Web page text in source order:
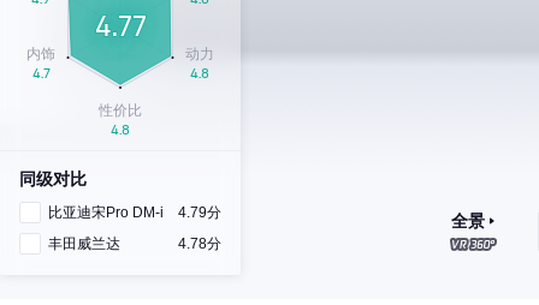
同级对比
比亚迪宋Pro DM-i
4.79分
丰田威兰达
4.78分
全景